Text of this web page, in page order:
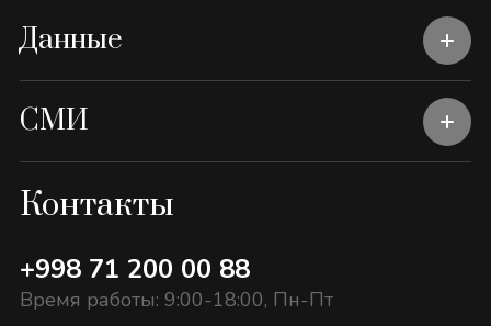
Данные
СМИ
Контакты
+998 71 200 00 88
Время работы: 9:00-18:00, Пн-Пт